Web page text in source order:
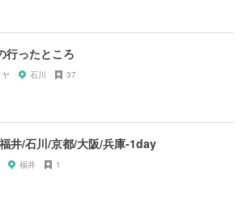
行ったところ
石川 37
井/石川/京都/大阪/兵庫-1day
福井 1